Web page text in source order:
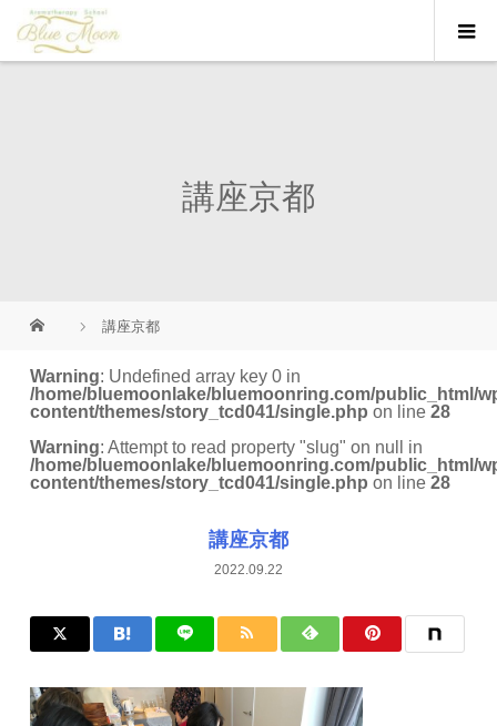
講座京都
講座京都
Warning: Undefined array key 0 in
/home/bluemoonlake/bluemoonring.com/public_html/
content/themes/story_tcd041/single.php on line28
Warning: Attempt to read property "slug" on null in
/home/bluemoonlake/bluemoonring.com/public_html/
content/themes/story_tcd041/single.php on line28
講座京都
2022.09.22